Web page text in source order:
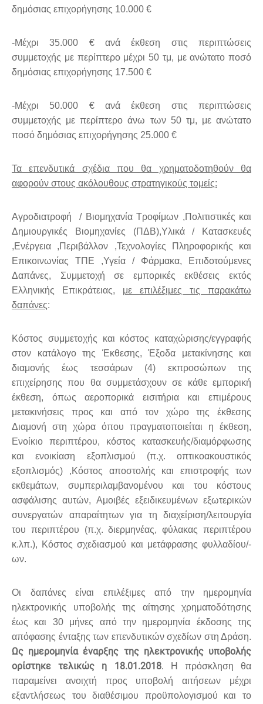
δημόσιας επιχορήγησης 10.000 €
-Μέχρι 35.000 € ανά έκθεση στις περιπτώσεις
συμμετοχής με περίπτερο μέχρι 50 τμ, με ανώτατο ποσό
δημόσιας επιχορήγησης 17.500 €
-Μέχρι 50.000 € ανά έκθεση στις περιπτώσεις
συμμετοχής με περίπτερο άνω των 50 τμ, με ανώτατο
ποσό δημόσιας επιχορήγησης 25.000 €
Τα επενδυτικά σχέδια που θα χρηματοδοτηθούν θα
αφορούν στους ακόλουθους στρατηγικούς τομείς:
Αγροδιατροφή / Βιομηχανία Τροφίμων ,Πολιτιστικές και
Δημιουργικές Βιομηχανίες (ΠΔΒ),Υλικά / Κατασκευές
,Ενέργεια ,Περιβάλλον ,Τεχνολογίες Πληροφορικής και
Επικοινωνίας ΤΠΕ ,Υγεία / Φάρμακα, Επιδοτούμενες
Δαπάνες, Συμμετοχή σε εμπορικές εκθέσεις εκτός
Ελληνικής Επικράτειας, με επιλέξιμες τις παρακάτω
δαπάνες:
Κόστος συμμετοχής και κόστος καταχώρισης/εγγραφής
στον κατάλογο της Έκθεσης, Έξοδα μετακίνησης και
διαμονής έως τεσσάρων (4) εκπροσώπων της
επιχείρησης που θα συμμετάσχουν σε κάθε εμπορική
έκθεση, όπως αεροπορικά εισιτήρια και επιμέρους
μετακινήσεις προς και από τον χώρο της έκθεσης
Διαμονή στη χώρα όπου πραγματοποιείται η έκθεση,
Ενοίκιο περιπτέρου, κόστος κατασκευής/διαμόρφωσης
και ενοικίαση εξοπλισμού (π.χ. οπτικοακουστικός
εξοπλισμός) ,Κόστος αποστολής και επιστροφής των
εκθεμάτων, συμπεριλαμβανομένου και του κόστους
ασφάλισης αυτών, Αμοιβές εξειδικευμένων εξωτερικών
συνεργατών απαραίτητων για τη διαχείριση/λειτουργία
του περιπτέρου (π.χ. διερμηνέας, φύλακας περιπτέρου
κ.λπ.), Κόστος σχεδιασμού και μετάφρασης φυλλαδίου/-
ων.
Οι δαπάνες είναι επιλέξιμες από την ημερομηνία
ηλεκτρονικής υποβολής της αίτησης χρηματοδότησης
έως και 30 μήνες από την ημερομηνία έκδοσης της
απόφασης ένταξης των επενδυτικών σχεδίων στη Δράση.
Ως ημερομηνία έναρξης της ηλεκτρονικής υποβολής
ορίστηκε τελικώς η 18.01.2018. Η πρόσκληση θα
παραμείνει ανοιχτή προς υποβολή αιτήσεων μέχρι
εξαντλήσεως του διαθέσιμου προϋπολογισμού και το